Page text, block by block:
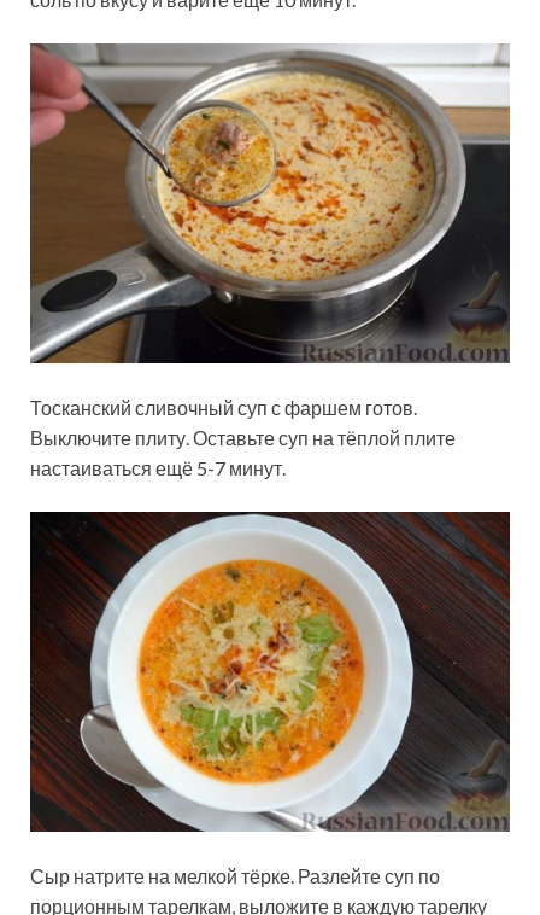
Тосканский сливочный суп с фаршем готов.
Выключите плиту. Оставьте суп на тёплой плите
настаиваться ещё 5-7 минут.
Сыр натрите на мелкой тёрке. Разлейте суп по
порционным тарелкам, выложите в каждую тарелку